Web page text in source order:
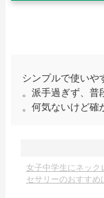
シンプルで使いや
。派手過ぎず、普
。何気ないけど確
女子中学生にネック
セサリーのおすすめ